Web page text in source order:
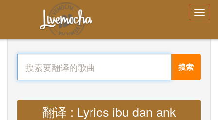
搜索
翻译 : Lyrics ibu dan ank